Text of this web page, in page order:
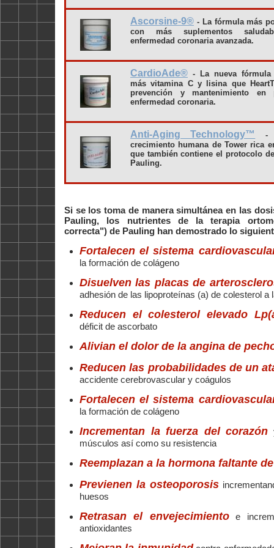
Ascorsine-9® - La fórmula más
con más suplementos
enfermedad coronaria avanzada.
CardioAde® - La nueva
más vitamina C y lisina que
prevención y mantenimiento en
enfermedad coronaria.
Anti-Aging Technology™
-
crecimiento humana de Tower rica
que también contiene el protocolo
Pauling.
Si se los toma de manera simultánea en las
Pauling, los nutrientes de la terapia
correcta") de Pauling han demostrado lo
Fortalecen el sistema
la formación de colágeno
Disuelven las placas de
adhesión de las lipoproteínas (a) de colesterol a
Reducen el colesterol elevado
déficit de ascorbato
Alivian el dolor de la angina de
Reducen las probabilidades de un
accidente cerebrovascular y coágulos
Fortalecen el sistema
la formación de colágeno
Incrementan la fuerza del corazón
músculos así como su resistencia
Reemplazan a la hormona faltante
Previenen la osteoporosis
huesos
Retrasan el envejecimientoe
antioxidantes